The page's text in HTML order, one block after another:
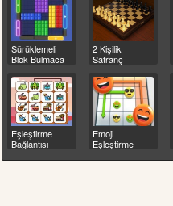
Sürüklemeli
Blok Bulmaca
2 Kişilik
Satranç
Eşleştirme
Bağlantısı
Emoji
Eşleştirme